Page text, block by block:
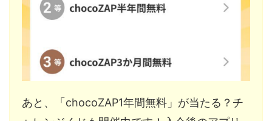
あと、「chocoZAP1年間無料」が当たる？チ